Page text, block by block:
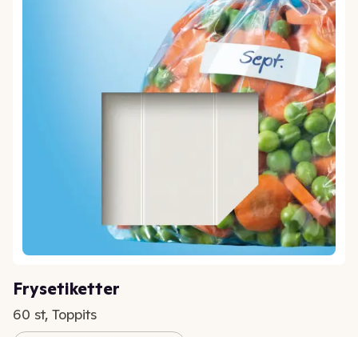
Frysetiketter
60 st, Toppits